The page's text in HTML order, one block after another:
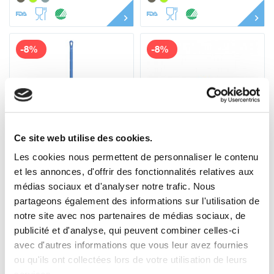
Ce site web utilise des cookies.
Les cookies nous permettent de personnaliser le contenu
et les annonces, d'offrir des fonctionnalités relatives aux
médias sociaux et d'analyser notre trafic. Nous
partageons également des informations sur l'utilisation de
notre site avec nos partenaires de médias sociaux, de
publicité et d'analyse, qui peuvent combiner celles-ci
avec d'autres informations que vous leur avez fournies
ou qu'ils ont collectées lors de votre utilisation de leurs
29603
Manche Ultra-
Hygiénique Vikan,
Ø32 mm, 1300 mm
15,66 € HT17,02 € HT
18 ,79 € TTC20,42 € TTC
-8%
71403
Raclette Monolame
Ultra Hygiènique
Vikan, 400 mm
18,31 € HT 19,90 € HT
21,97 € TTC23,88 € TTC
-8%